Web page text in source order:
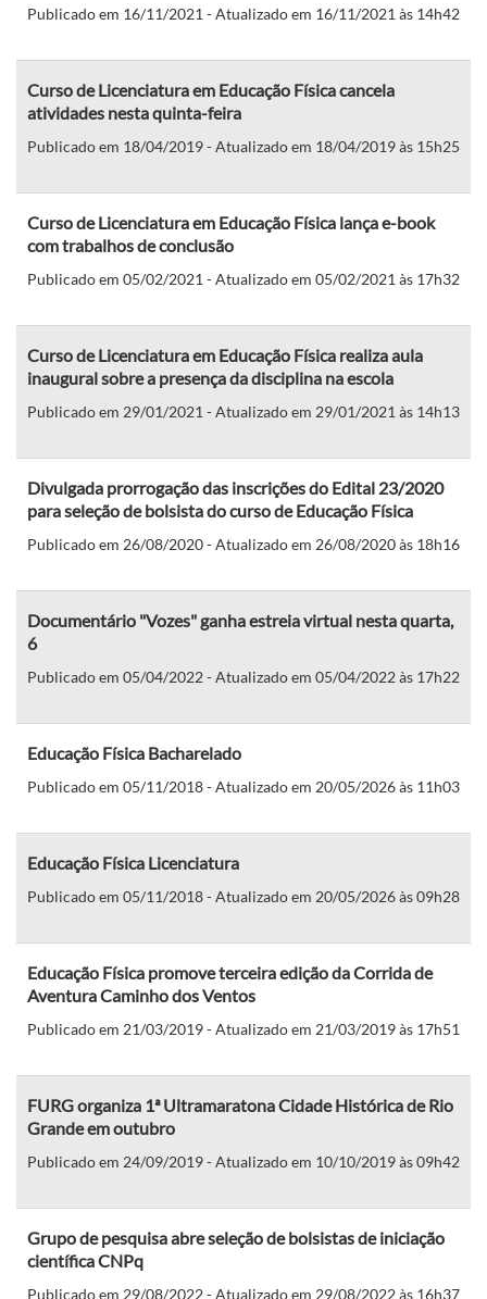
Publicado em 16/11/2021 - Atualizado em 16/11/2021 às 14h42
Curso de Licenciatura em Educação Física cancela
atividades nesta quinta-feira
Publicado em 18/04/2019 - Atualizado em 18/04/2019 às 15h25
Curso de Licenciatura em Educação Física lança e-book
com trabalhos de conclusão
Publicado em 05/02/2021 - Atualizado em 05/02/2021 às 17h32
Curso de Licenciatura em Educação Física realiza aula
inaugural sobre a presença da disciplina na escola
Publicado em 29/01/2021 - Atualizado em 29/01/2021 às 14h13
Divulgada prorrogação das inscrições do Edital 23/2020
para seleção de bolsista do curso de Educação Física
Publicado em 26/08/2020 - Atualizado em 26/08/2020 às 18h16
Documentário "Vozes" ganha estreia virtual nesta quarta,
6
Publicado em 05/04/2022 - Atualizado em 05/04/2022 às 17h22
Educação Física Bacharelado
Publicado em 05/11/2018 - Atualizado em 20/05/2026 às 11h03
Educação Física Licenciatura
Publicado em 05/11/2018 - Atualizado em 20/05/2026 às 09h28
Educação Física promove terceira edição da Corrida de
Aventura Caminho dos Ventos
Publicado em 21/03/2019 - Atualizado em 21/03/2019 às 17h51
FURG organiza 1ª Ultramaratona Cidade Histórica de Rio
Grande em outubro
Publicado em 24/09/2019 - Atualizado em 10/10/2019 às 09h42
Grupo de pesquisa abre seleção de bolsistas de iniciação
científica CNPq
Publicado em 29/08/2022 - Atualizado em 29/08/2022 às 16h37